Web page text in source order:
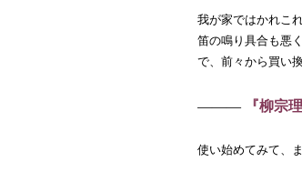
我が家ではかれこ
笛の鳴り具合も悪
で、前々から買い
――― 『柳宗
使い始めてみて、